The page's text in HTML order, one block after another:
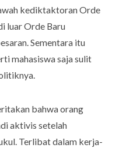
kediktaktoran Orde
luar Orde Baru
Sementara itu
mahasiswa saja sulit
bahwa orang
aktivis setelah
Terlibat dalam kerja-